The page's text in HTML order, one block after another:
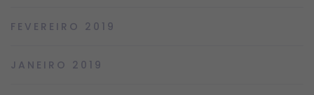
FEVEREIRO 2019
JANEIRO 2019